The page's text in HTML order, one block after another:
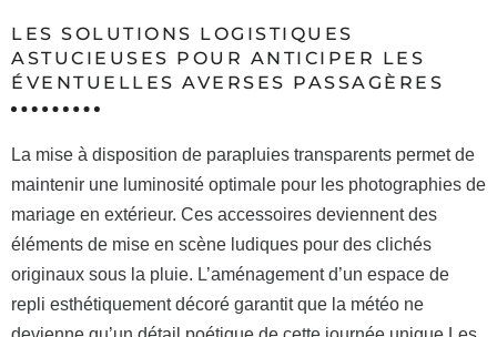
LES SOLUTIONS LOGISTIQUES
ASTUCIEUSES POUR ANTICIPER LES
ÉVENTUELLES AVERSES PASSAGÈRES
La mise à disposition de parapluies transparents permet de
maintenir une luminosité optimale pour les photographies de
mariage en extérieur. Ces accessoires deviennent des
éléments de mise en scène ludiques pour des clichés
originaux sous la pluie. L’aménagement d’un espace de
repli esthétiquement décoré garantit que la météo ne